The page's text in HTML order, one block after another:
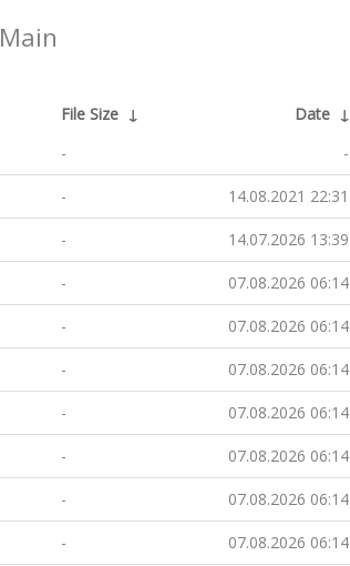
Main
File Size ↓ Date ↓
- -
- 14.08.2021 22:31
- 14.07.2026 13:39
- 07.08.2026 06:14
- 07.08.2026 06:14
- 07.08.2026 06:14
- 07.08.2026 06:14
- 07.08.2026 06:14
- 07.08.2026 06:14
- 07.08.2026 06:14